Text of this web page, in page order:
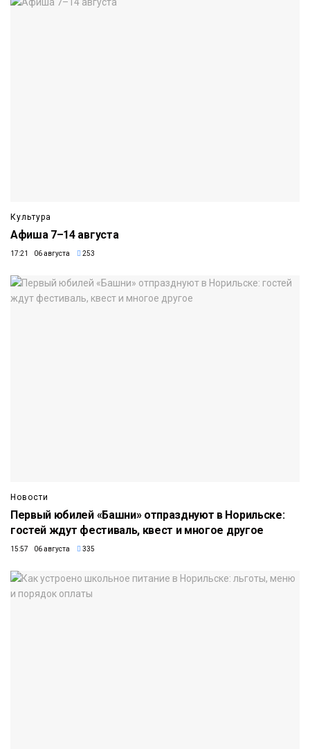
Культура
Афиша 7–14 августа
17:21 06 августа 253
Новости
Первый юбилей «Башни» отпразднуют в Норильске:
гостей ждут фестиваль, квест и многое другое
15:57 06 августа 335